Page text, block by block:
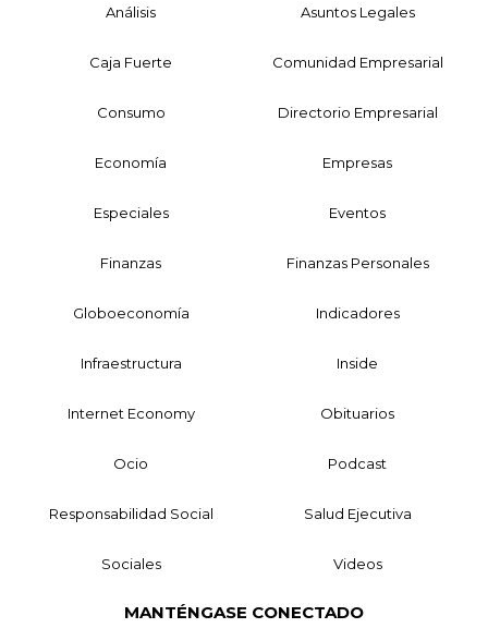
Análisis Asuntos Legales
Caja Fuerte Comunidad Empresarial
Consumo Directorio Empresarial
Economía Empresas
Especiales Eventos
Finanzas Finanzas Personales
Globoeconomía Indicadores
Infraestructura Inside
Internet Economy Obituarios
Ocio Podcast
Responsabilidad Social Salud Ejecutiva
Sociales Videos
MANTÉNGASE CONECTADO